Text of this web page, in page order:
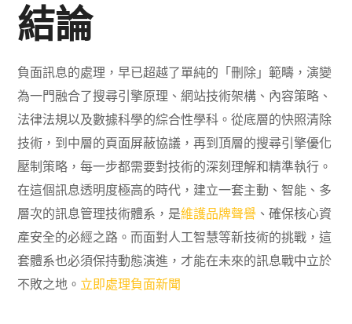
結論
負面訊息的處理，早已超越了單純的「刪除」範疇，演變
為一門融合了搜尋引擎原理、網站技術架構、內容策略、
法律法規以及數據科學的綜合性學科。從底層的快照清除
技術，到中層的頁面屏蔽協議，再到頂層的搜尋引擎優化
壓制策略，每一步都需要對技術的深刻理解和精準執行。
在這個訊息透明度極高的時代，建立一套主動、智能、多
層次的訊息管理技術體系，是維護品牌聲譽 、確保核心資
產安全的必經之路。而面對人工智慧等新技術的挑戰，這
套體系也必須保持動態演進，才能在未來的訊息戰中立於
不敗之地。立即處理負面新聞